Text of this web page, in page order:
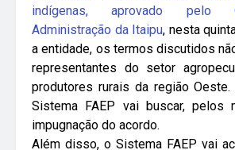
indígenas, aprovado pelo
Administração da Itaipu, nesta
a entidade, os termos discutidos
representantes do setor
produtores rurais da região
Sistema FAEP vai buscar, pelos
impugnação do acordo.
Além disso, o Sistema FAEP vai